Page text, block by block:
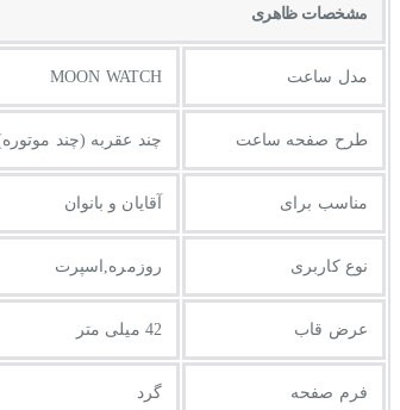
مشخصات ظاهری
مدل ساعت MOON WATCH
طرح صفحه ساعت چند عقربه (چند
مناسب برای آقایان و بانوان
نوع کاربری روزمره,اسپرت
عرض قاب 42 میلی متر
فرم صفحه گرد